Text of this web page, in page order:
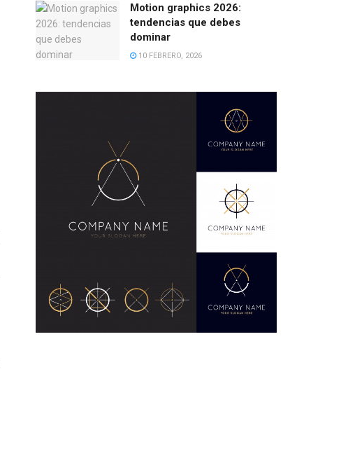
Motion graphics 2026:
tendencias que debes
dominar
10 FEBRERO, 2026